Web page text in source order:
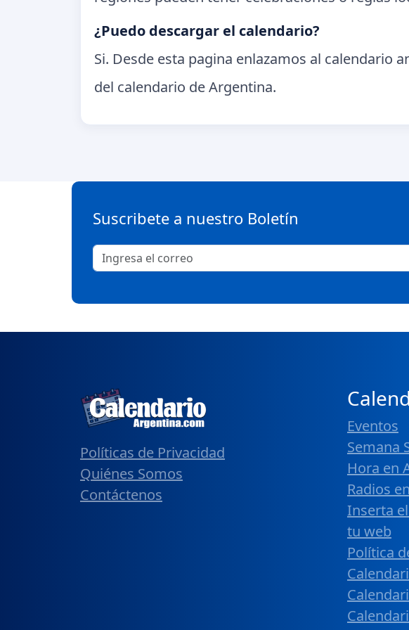
¿Puedo descargar el calendario?
Si. Desde esta pagina enlazamos al calendario
del calendario de Argentina.
Suscribete a nuestro Boletín
Políticas de Privacidad
Quiénes Somos
Contáctenos
Eventos
Semana
Hora en
Radios
Inserta
tu web
Política